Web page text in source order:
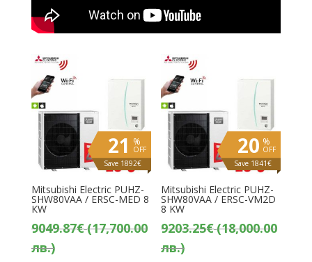
%
OFF
21
Save 1892€
Mitsubishi Electric PUHZ-
SHW80VAA / ERSC-MED 8
КW
9049.87€(17,700.00
лв.)
%
OFF
20
Save 1841€
Mitsubishi Electric PUHZ-
SHW80VAA / ERSC-VM2D
8 KW
9203.25€(18,000.00
лв.)